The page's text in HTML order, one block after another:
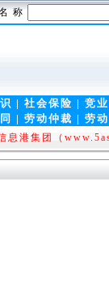
称
| 社会保险 | 竞
| 劳动仲裁 | 劳
成立!
息港集团（